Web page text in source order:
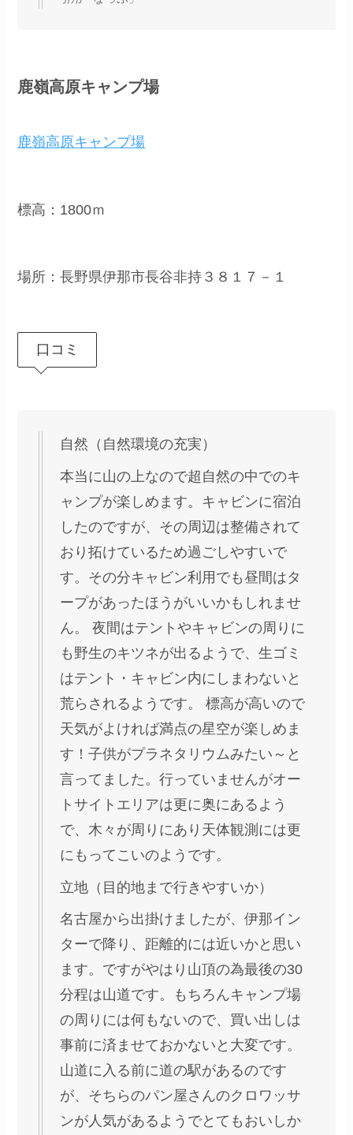
鹿嶺高原キャンプ場
鹿嶺高原キャンプ場
標高：1800ｍ
場所：長野県伊那市長谷非持３８１７－１
口コミ
自然（自然環境の充実）
本当に山の上なので超自然の中でのキ
ャンプが楽しめます。キャビンに宿泊
したのですが、その周辺は整備されて
おり拓けているため過ごしやすいで
す。その分キャビン利用でも昼間はタ
ープがあったほうがいいかもしれませ
ん。 夜間はテントやキャビンの周りに
も野生のキツネが出るようで、生ゴミ
はテント・キャビン内にしまわないと
荒らされるようです。 標高が高いので
天気がよければ満点の星空が楽しめま
す！子供がプラネタリウムみたい～と
言ってました。行っていませんがオー
トサイトエリアは更に奥にあるよう
で、木々が周りにあり天体観測には更
にもってこいのようです。
立地（目的地まで行きやすいか）
名古屋から出掛けましたが、伊那イン
ターで降り、距離的には近いかと思い
ます。ですがやはり山頂の為最後の30
分程は山道です。もちろんキャンプ場
の周りには何もないので、買い出しは
事前に済ませておかないと大変です。
山道に入る前に道の駅があるのです
が、そちらのパン屋さんのクロワッサ
ンが人気があるようでとてもおいしか